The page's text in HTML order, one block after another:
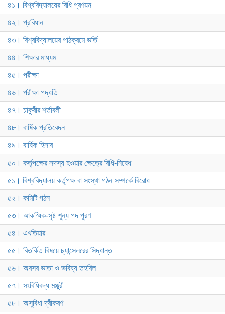
৪১। বিশ্ববিদ্যালয়ের বিধি প্রণয়ন
৪২। প্রবিধান
৪৩। বিশ্ববিদ্যালয়ের পাঠক্রমে ভর্তি
৪৪। শিক্ষার মাধ্যম
৪৫। পরীক্ষা
৪৬। পরীক্ষা পদ্ধতি
৪৭। চাকুরীর শর্তাবলী
৪৮। বার্ষিক প্রতিবেদন
৪৯। বার্ষিক হিসাব
৫০। কর্তৃপক্ষের সদস্য হওয়ার ক্ষেত্রে বিধি-নিষেধ
৫১। বিশ্ববিদ্যালয় কর্তৃপক্ষ বা সংস্থা গঠন সম্পর্কে বিরোধ
৫২। কমিটি গঠন
৫৩। আকস্মিক-সৃষ্ট শূন্য পদ পূরণ
৫৪। এখতিয়ার
৫৫। বিতর্কিত বিষয়ে চ্যান্সেলরের সিদ্ধান্ত
৫৬। অবসর ভাতা ও ভবিষ্য তহবিল
৫৭। সংবিধিবদ্ধ মঞ্জুরী
৫৮। অসুবিধা দূরীকরণ